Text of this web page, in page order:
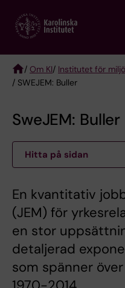
main
Breadcrumb
/ Om KI/ Institutet för
/ SWEJEM: Buller
SweJEM: Buller
Hitta på sidan
En kvantitativ
(JEM) för
en stor
detaljerad
som spänner